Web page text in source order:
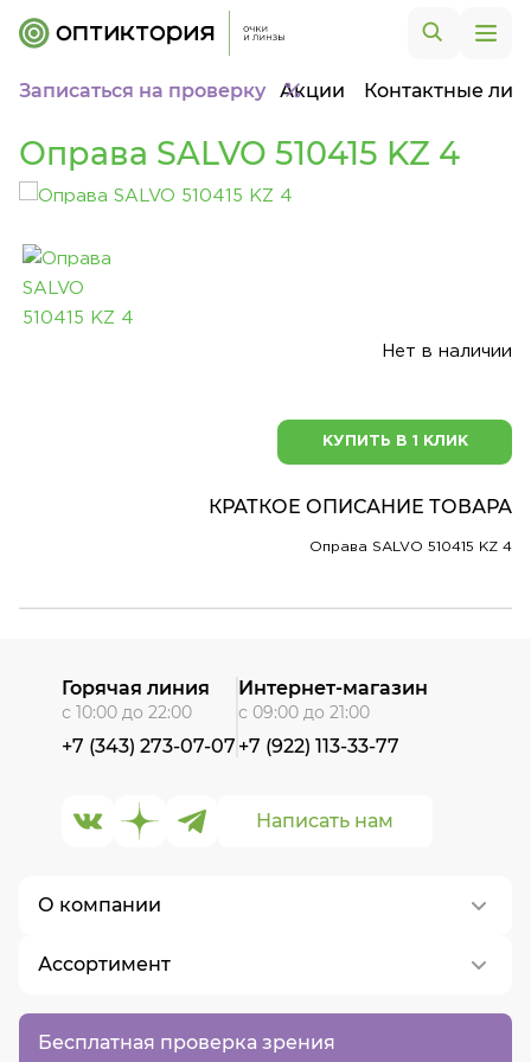
Записаться на проверку Акции Контактные
Оправа SALVO 510415 KZ 4
Нет в наличии
КУПИТЬ В 1 КЛИК
КРАТКОЕ ОПИСАНИЕ ТОВАРА
Оправа SALVO 510415 KZ 4
Бесплатная проверка зрения
О компании
О нас
Контакты
Вакансии
Ассортимент
Написать нам
Горячая линия
с 10:00 до 22:00
+7 (343) 273-07-07
Интернет-магазин
с 09:00 до 21:00
+7 (922) 113-33-77